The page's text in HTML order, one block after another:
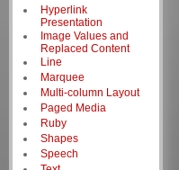
Hyperlink
Presentation
Image Values and
Replaced Content
Line
Marquee
Multi-column Layout
Paged Media
Ruby
Shapes
Speech